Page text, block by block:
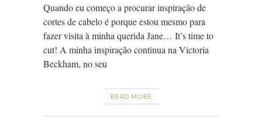
Quando eu começo a procurar inspiração de
cortes de cabelo é porque estou mesmo para
fazer visita à minha querida Jane… It’s time to
cut! A minha inspiração continua na Victoria
Beckham, no seu
READ MORE